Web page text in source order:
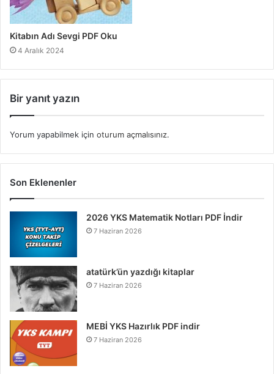
Kitabın Adı Sevgi PDF Oku
4 Aralık 2024
Bir yanıt yazın
Yorum yapabilmek için oturum açmalısınız.
Son Eklenenler
2026 YKS Matematik Notları PDF İndir
7 Haziran 2026
atatürk’ün yazdığı kitaplar
7 Haziran 2026
MEBİ YKS Hazırlık PDF indir
7 Haziran 2026